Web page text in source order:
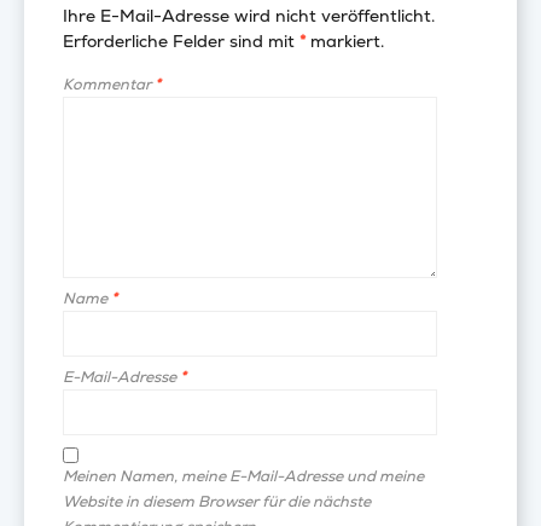
Ihre E-Mail-Adresse wird nicht veröffentlicht.
Erforderliche Felder sind mit *markiert.
Kommentar*
Name *
E-Mail-Adresse *
Meinen Namen, meine E-Mail-Adresse und meine
Website in diesem Browser für die nächste